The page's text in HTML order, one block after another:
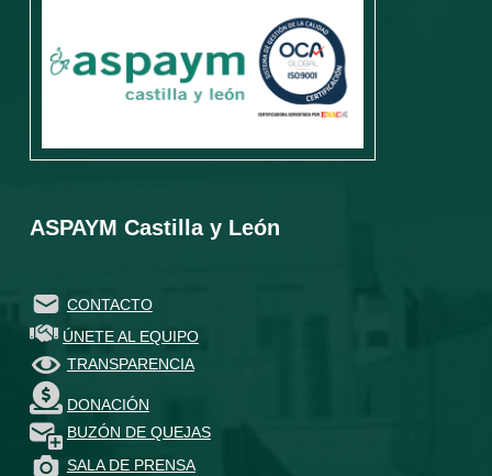
ASPAYM Castilla y León
CONTACTO
ÚNETE AL EQUIPO
TRANSPARENCIA
DONACIÓN
BUZÓN DE QUEJAS
SALA DE PRENSA